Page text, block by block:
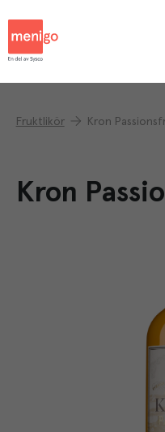
Fruktlikör Kron
Kron